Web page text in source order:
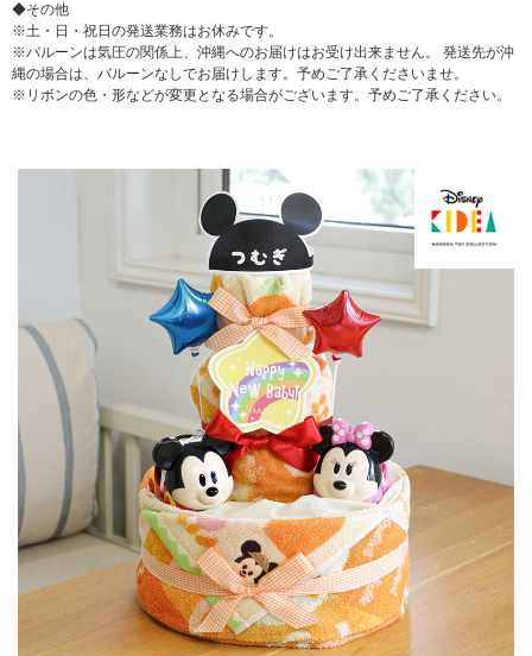
◆その他
※土・日・祝日の発送業務はお休みです。
※バルーンは気圧の関係上、沖縄へのお届けはお受け出来ません。 発送先が沖
縄の場合は、バルーンなしでお届けします。予めご了承くださいませ。
※リボンの色・形などが変更となる場合がございます。予めご了承ください。